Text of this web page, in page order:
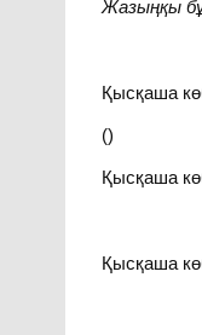
Қысқаша
()
Қысқаша
Қысқаша